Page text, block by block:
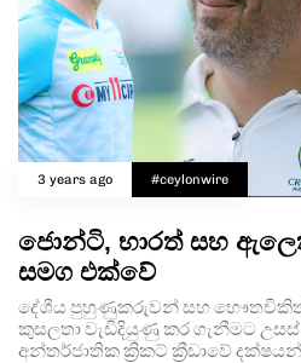
3 years ago #ceylonwire
ජොන්ටි, භාරත් සහ
සමග එක්වේ
දේශීය පුහුණුකරුවන් සහ
කුසලතා වැඩිදියුණු කර ගැනීමට
අන්තර්ජාතික ක්‍රිකට් ක්‍රීඩාවේ